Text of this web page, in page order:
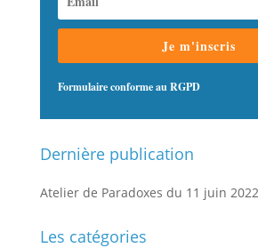
Je m'inscris
Formulaire conforme au RGPD
Dernière publication
Atelier de Paradoxes du 11 juin 2022
Les catégories